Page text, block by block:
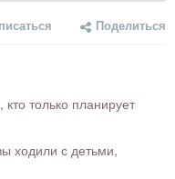
Поделиться
только планирует
ходили с детьми,